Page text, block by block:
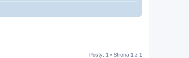
Posty: 1 • Strona 1 z 1